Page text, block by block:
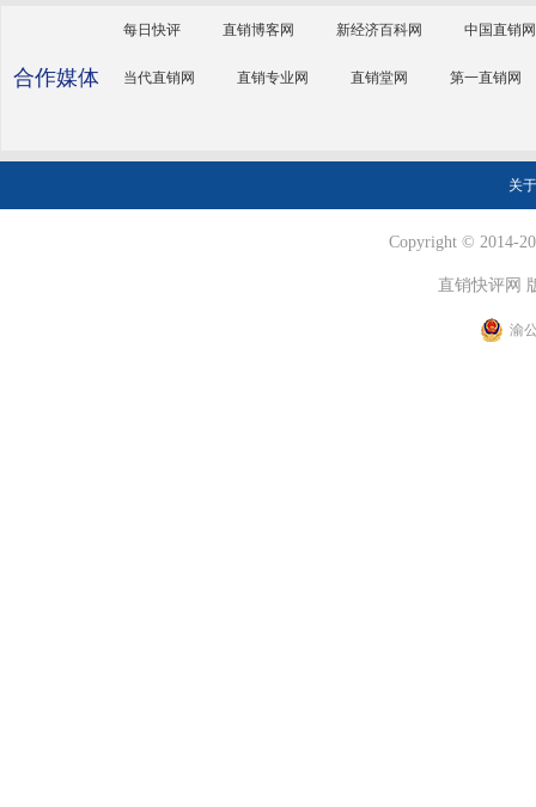
合作媒体
每日快评 直销博客网 新经济百科网 中国直销网
当代直销网 直销专业网 直销堂网 第一直销网
关
Copyright © 2014-
直销快评网
渝